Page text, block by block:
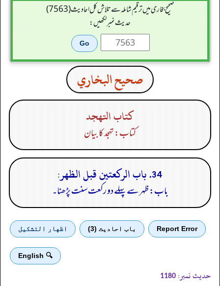
صحیح بخاری میں ترقیم شاملہ سے تلاش کل احادیث (7563)
حدیث نمبر لکھیں:
صحيح البخاري
كتاب التهجد
کتاب: تہجد کا بیان
34. باب الركعتين قبل الظهر:
باب: ظہر سے پہلے دو رکعت سنت پڑھنا۔
Report Error باب احادیث (3) اظهار التشكيل
🔍 English
حدیث نمبر: 1180